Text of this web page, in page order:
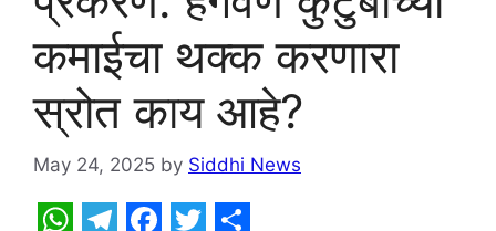
कमाईचा थक्क करणारा
स्रोत काय आहे?
May 24, 2025 by Siddhi News